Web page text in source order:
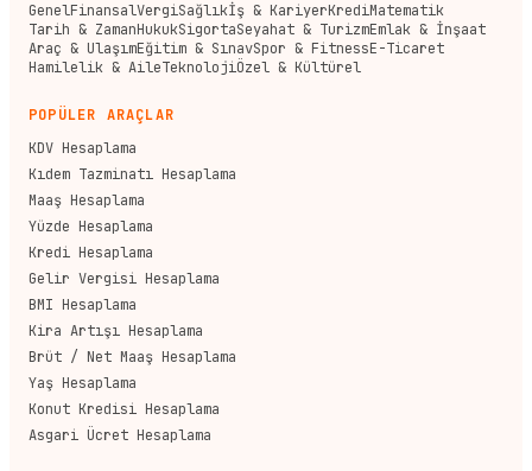
GenelFinansalVergiSağlıkİş & KariyerKrediMatematik
Tarih & ZamanHukukSigortaSeyahat & TurizmEmlak & İnşaat
Araç & UlaşımEğitim & SınavSpor & FitnessE-Ticaret
Hamilelik & AileTeknolojiÖzel & Kültürel
POPÜLER ARAÇLAR
KDV Hesaplama
Kıdem Tazminatı Hesaplama
Maaş Hesaplama
Yüzde Hesaplama
Kredi Hesaplama
Gelir Vergisi Hesaplama
BMI Hesaplama
Kira Artışı Hesaplama
Brüt / Net Maaş Hesaplama
Yaş Hesaplama
Konut Kredisi Hesaplama
Asgari Ücret Hesaplama